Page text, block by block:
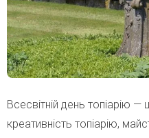
Всесвітній день топіарію
креативність топіарію,